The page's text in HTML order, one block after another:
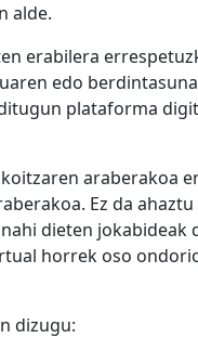
alde.
erabilera
edo
plataforma
araberakoa
Ez da
dieten jokabideak
horrek oso
dizugu: